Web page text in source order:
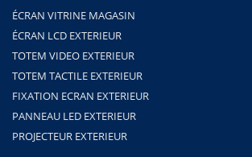
ÉCRAN VITRINE MAGASIN
ÉCRAN LCD EXTERIEUR
TOTEM VIDEO EXTERIEUR
TOTEM TACTILE EXTERIEUR
FIXATION ECRAN EXTERIEUR
PANNEAU LED EXTERIEUR
PROJECTEUR EXTERIEUR